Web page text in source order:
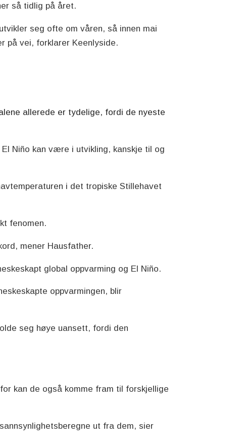
så tidlig på året.
seg ofte om våren, så innen mai
på vei, forklarer Keenlyside.
allerede er tydelige, fordi de nyeste
Niño kan være i utvikling, kanskje til og
i det tropiske Stillehavet
fenomen.
mener Hausfather.
global oppvarming og El Niño.
oppvarmingen, blir
seg høye uansett, fordi den
kan de også komme fram til forskjellige
ut fra dem, sier